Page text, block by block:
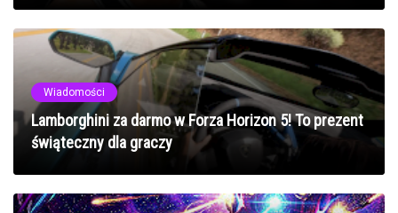
Wiadomości
Lamborghini za darmo w Forza Horizon 5! To prezent
świąteczny dla graczy